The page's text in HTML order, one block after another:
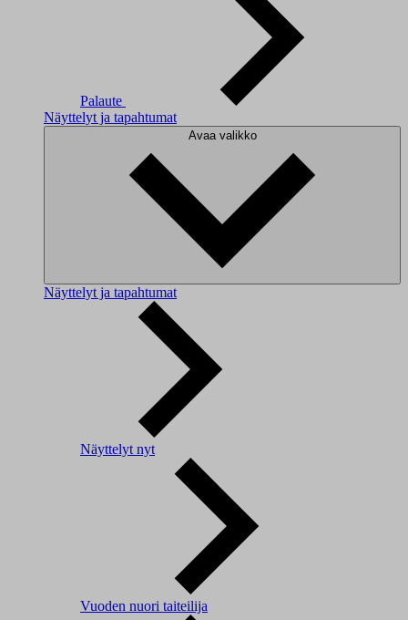
Palaute
Näyttelyt ja tapahtumat
Avaa valikko
Näyttelyt ja tapahtumat
Näyttelyt nyt
Vuoden nuori taiteilija